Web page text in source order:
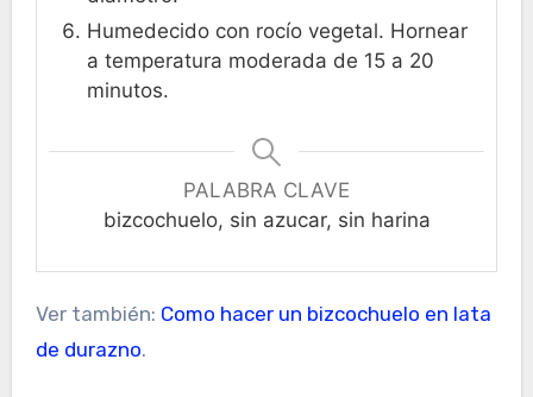
Humedecido con rocío vegetal. Hornear
a temperatura moderada de 15 a 20
minutos.
PALABRA CLAVE
bizcochuelo, sin azucar, sin harina
Ver también: Como hacer un bizcochuelo en lata
de durazno.